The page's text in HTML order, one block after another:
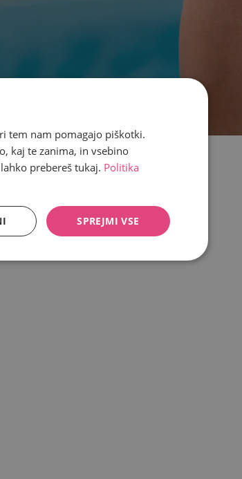
tem nam pomagajo piškotki.
kaj te zanima, in vsebino
prebereš tukaj. Politika
SPREJMI VSE